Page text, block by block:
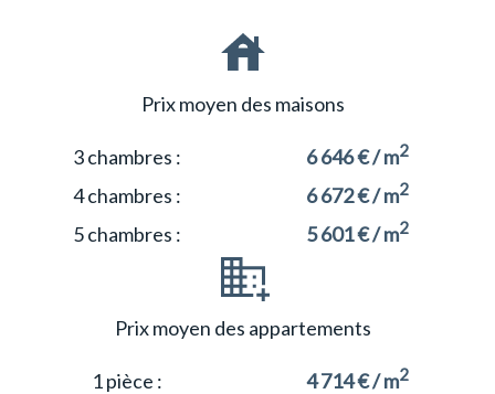
Prix moyen des maisons
3 chambres : 6 646 € / m2
4 chambres : 6 672 € / m2
5 chambres : 5 601 € / m2
Prix moyen des appartements
1 pièce : 4 714 € / m2